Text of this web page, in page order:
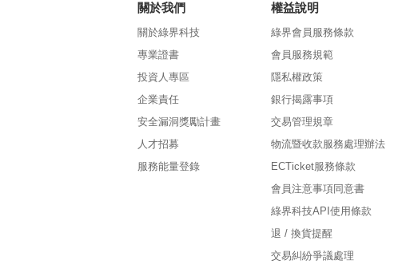
關於我們
關於綠界科技
專業證書
投資人專區
企業責任
安全漏洞獎勵計畫
人才招募
服務能量登錄
權益說明
綠界會員服務條款
會員服務規範
隱私權政策
銀行揭露事項
交易管理規章
物流暨收款服務處理辦法
ECTicket服務條款
會員注意事項同意書
綠界科技API使用條款
退 / 換貨提醒
交易糾紛爭議處理